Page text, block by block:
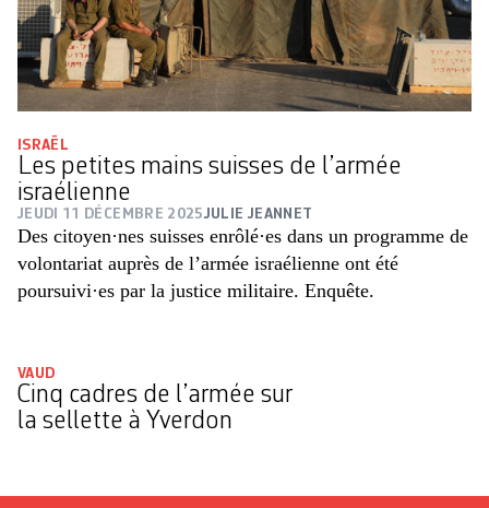
ISRAËL
Les petites mains suisses de l’armée
israélienne
JEUDI 11 DÉCEMBRE 2025JULIE JEANNET
Des citoyen·nes suisses enrôlé·es dans un programme de
volontariat auprès de l’armée israélienne ont été
poursuivi·es par la justice militaire. Enquête.
VAUD
Cinq cadres de l’armée sur
la sellette à Yverdon